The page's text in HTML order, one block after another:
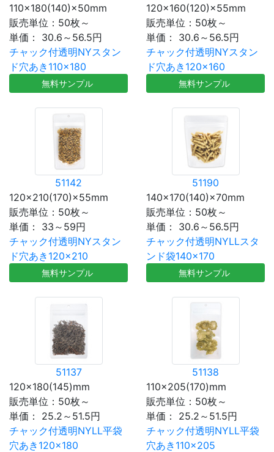
110×180(140)×50mm
販売単位：50枚～
単価：
30.6～56.5円
チャック付透明NYスタン
ド穴あき110×180
無料サンプル
120×160(120)×55mm
販売単位：50枚～
単価：
30.6～56.5円
チャック付透明NYスタン
ド穴あき120×160
無料サンプル
51142
120×210(170)×55mm
販売単位：50枚～
単価：
33～59円
チャック付透明NYスタン
ド穴あき120×210
無料サンプル
51190
140×170(140)×70mm
販売単位：50枚～
単価：
30.6～56.5円
チャック付透明NYLLスタ
ンド袋140×170
無料サンプル
51137
120×180(145)mm
販売単位：50枚～
単価：
25.2～51.5円
チャック付透明NYLL平袋
穴あき120×180
51138
110×205(170)mm
販売単位：50枚～
単価：
25.2～51.5円
チャック付透明NYLL平袋
穴あき110×205